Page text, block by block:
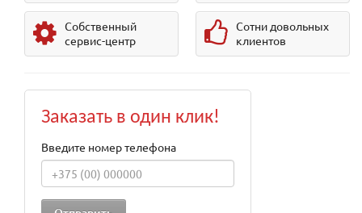
Собственный
сервис-центр
Сотни довольных
клиентов
Заказать в один клик!
Введите номер телефона